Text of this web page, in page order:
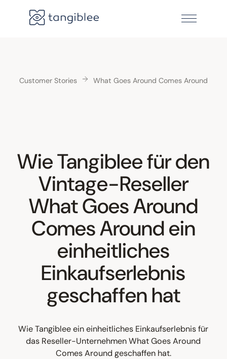
Customer Stories What Goes Around Comes Around
Wie Tangiblee für den
Vintage-Reseller
What Goes Around
Comes Around ein
einheitliches
Einkaufserlebnis
geschaffen hat
Wie Tangiblee ein einheitliches Einkaufserlebnis für
das Reseller-Unternehmen What Goes Around
Comes Around geschaffen hat.